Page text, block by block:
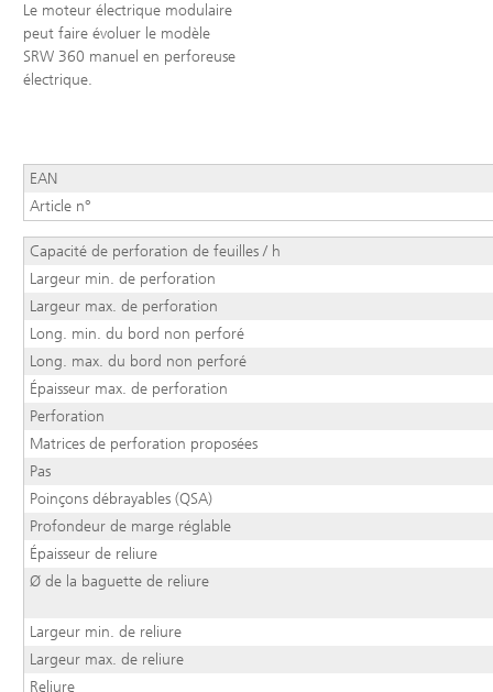
Le moteur électrique modulaire
peut faire évoluer le modèle
SRW 360 manuel en perforeuse
électrique.
EAN
Article n°
Capacité de perforation de feuilles / h
Largeur min. de perforation
Largeur max. de perforation
Long. min. du bord non perforé
Long. max. du bord non perforé
Épaisseur max. de perforation
Perforation
Matrices de perforation proposées
Pas
Poinçons débrayables (QSA)
Profondeur de marge réglable
Épaisseur de reliure
Ø de la baguette de reliure
Largeur min. de reliure
Largeur max. de reliure
Reliure